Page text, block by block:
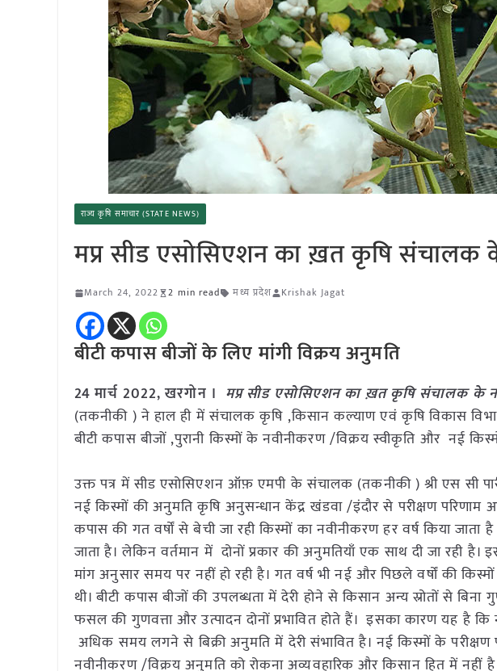
राज्य कृषि समाचार (STATE NEWS)
मप्र सीड एसोसिएशन का ख़त कृषि संचालक
March 24, 2022 2 min read मध्य प्रदेश Krishak Jagat
बीटी कपास बीजों के लिए मांगी विक्रय अनुमति
24 मार्च 2022, खरगोन । मप्र सीड एसोसिएशन का ख़त कृषि संचालक के
(तकनीकी ) ने हाल ही में संचालक कृषि ,किसान कल्याण एवं कृषि विकास
बीटी कपास बीजों ,पुरानी किस्मों के नवीनीकरण /विक्रय स्वीकृति और नई
उक्त पत्र में सीड एसोसिएशन ऑफ़ एमपी के संचालक (तकनीकी ) श्री एस सी
नई किस्मों की अनुमति कृषि अनुसन्धान केंद्र खंडवा /इंदौर से परीक्षण परिणाम
कपास की गत वर्षों से बेची जा रही किस्मों का नवीनीकरण हर वर्ष किया जाता है
जाता है। लेकिन वर्तमान में दोनों प्रकार की अनुमतियाँ एक साथ दी जा रही
मांग अनुसार समय पर नहीं हो रही है। गत वर्ष भी नई और पिछले वर्षों की
थी। बीटी कपास बीजों की उपलब्धता में देरी होने से किसान अन्य स्रोतों से
फसल की गुणवत्ता और उत्पादन दोनों प्रभावित होते हैं। इसका कारण यह है
अधिक समय लगने से बिक्री अनुमति में देरी संभावित है। नई किस्मों के
नवीनीकरण /विक्रय अनुमति को रोकना अव्यवहारिक और किसान हित में नहीं